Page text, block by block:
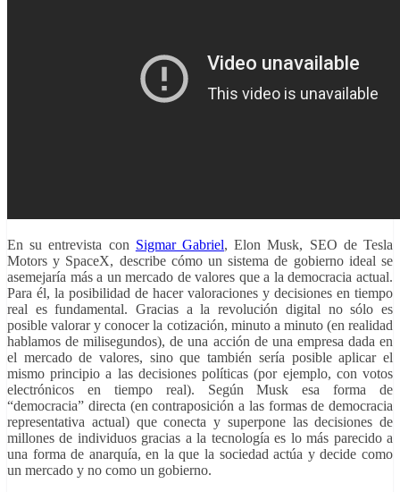
En su entrevista con Sigmar Gabriel, Elon Musk, SEO de Tesla
Motors y SpaceX, describe cómo un sistema de gobierno ideal se
asemejaría más a un mercado de valores que a la democracia actual.
Para él, la posibilidad de hacer valoraciones y decisiones en tiempo
real es fundamental. Gracias a la revolución digital no sólo es
posible valorar y conocer la cotización, minuto a minuto (en realidad
hablamos de milisegundos), de una acción de una empresa dada en
el mercado de valores, sino que también sería posible aplicar el
mismo principio a las decisiones políticas (por ejemplo, con votos
electrónicos en tiempo real). Según Musk esa forma de
“democracia” directa (en contraposición a las formas de democracia
representativa actual) que conecta y superpone las decisiones de
millones de individuos gracias a la tecnología es lo más parecido a
una forma de anarquía, en la que la sociedad actúa y decide como
un mercado y no como un gobierno.